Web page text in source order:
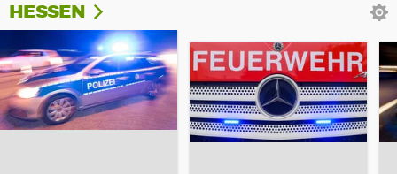
HESSEN